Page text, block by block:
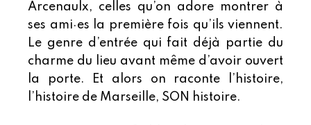
Arcenaulx, celles qu’on adore montrer à
ses ami·es la première fois qu’ils viennent.
Le genre d’entrée qui fait déjà partie du
charme du lieu avant même d’avoir ouvert
la porte. Et alors on raconte l’histoire,
l’histoire de Marseille, SON histoire.